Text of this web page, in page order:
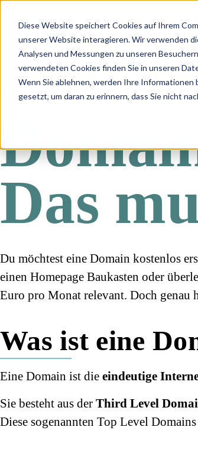
Diese Website speichert Cookies auf Ihrem
unserer Website interagieren. Wir verwenden
Analysen und Messungen zu unseren
verwendeten Cookies finden Sie in unseren
Wenn Sie ablehnen, werden Ihre
gesetzt, um daran zu erinnern, dass Sie nicht
Blog Domain kostenlos
Das
Du möchtest eine Domain kostenlos
einen Homepage Baukasten oder
Euro pro Monat relevant. Doch genau
Was ist eine
Eine Domain ist die eindeutige
Sie besteht aus der Third Level
Diese sogenannten Top Level